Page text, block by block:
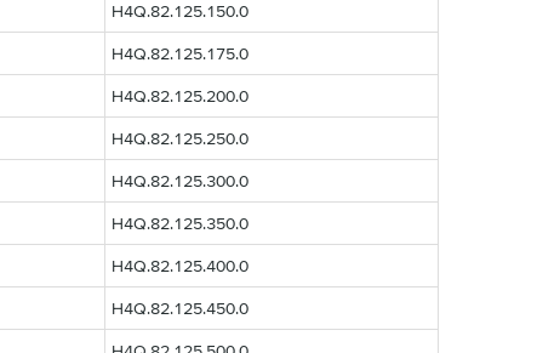
H4Q.82.125.150.0
H4Q.82.125.175.0
H4Q.82.125.200.0
H4Q.82.125.250.0
H4Q.82.125.300.0
H4Q.82.125.350.0
H4Q.82.125.400.0
H4Q.82.125.450.0